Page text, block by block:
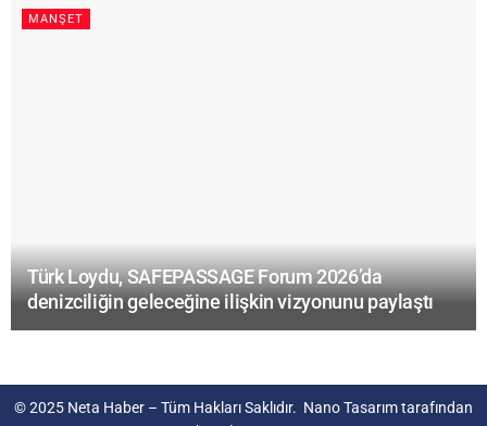
MANŞET
Türk Loydu, SAFEPASSAGE Forum 2026’da
denizciliğin geleceğine ilişkin vizyonunu paylaştı
© 2025 Neta Haber – Tüm Hakları Saklıdır. Nano Tasarımtarafından